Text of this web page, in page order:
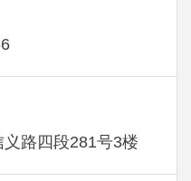
路四段281号3楼